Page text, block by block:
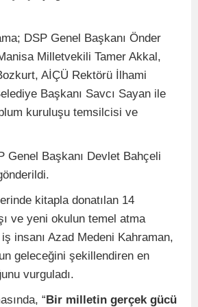
DSP Genel Başkanı Önder
Milletvekili Tamer Akkal,
AİÇÜ Rektörü İlhami
Başkanı Savcı Sayan ile
kuruluşu temsilcisi ve
Genel Başkanı Devlet Bahçeli
kitapla donatılan 14
ve yeni okulun temel atma
insanı Azad Medeni Kahraman,
geleceğini şekillendiren en
vurguladı.
“Bir milletin gerçek gücü